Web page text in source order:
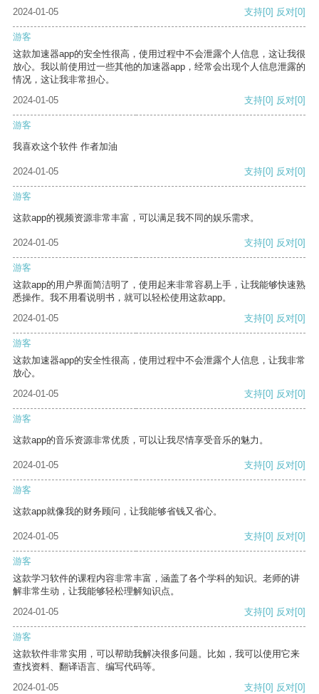
2024-01-05 支持[0] 反对[0]
游客
这款加速器app的安全性很高，使用过程中不会泄露个人信息，这让我很
放心。我以前使用过一些其他的加速器app，经常会出现个人信息泄露的
情况，这让我非常担心。
2024-01-05
支持[0] 反对[0]
游客
我喜欢这个软件 作者加油
2024-01-05 支持[0] 反对[0]
游客
这款app的视频资源非常丰富，可以满足我不同的娱乐需求。
2024-01-05 支持[0] 反对[0]
游客
这款app的用户界面简洁明了，使用起来非常容易上手，让我能够快速熟
悉操作。我不用看说明书，就可以轻松使用这款app。
2024-01-05
支持[0] 反对[0]
游客
这款加速器app的安全性很高，使用过程中不会泄露个人信息，让我非常
放心。
2024-01-05
支持[0] 反对[0]
游客
这款app的音乐资源非常优质，可以让我尽情享受音乐的魅力。
2024-01-05 支持[0] 反对[0]
游客
这款app就像我的财务顾问，让我能够省钱又省心。
2024-01-05 支持[0] 反对[0]
游客
这款学习软件的课程内容非常丰富，涵盖了各个学科的知识。老师的讲
解非常生动，让我能够轻松理解知识点。
2024-01-05
支持[0] 反对[0]
游客
这款软件非常实用，可以帮助我解决很多问题。比如，我可以使用它来
查找资料、翻译语言、编写代码等。
2024-01-05
支持[0] 反对[0]